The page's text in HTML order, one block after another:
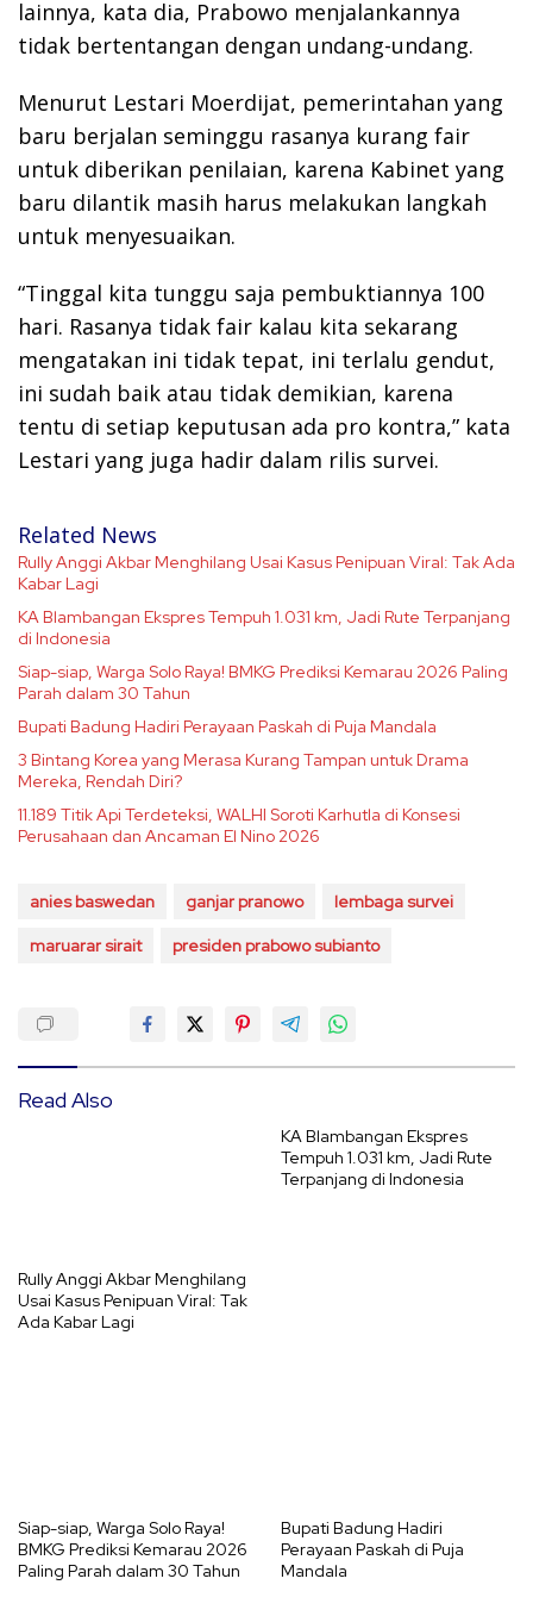
lainnya, kata dia, Prabowo menjalankannya
tidak bertentangan dengan undang-undang.
Menurut Lestari Moerdijat, pemerintahan yang
baru berjalan seminggu rasanya kurang fair
untuk diberikan penilaian, karena Kabinet yang
baru dilantik masih harus melakukan langkah
untuk menyesuaikan.
“Tinggal kita tunggu saja pembuktiannya 100
hari. Rasanya tidak fair kalau kita sekarang
mengatakan ini tidak tepat, ini terlalu gendut,
ini sudah baik atau tidak demikian, karena
tentu di setiap keputusan ada pro kontra,” kata
Lestari yang juga hadir dalam rilis survei.
Related News
Rully Anggi Akbar Menghilang Usai Kasus Penipuan Viral: Tak Ada
Kabar Lagi
KA Blambangan Ekspres Tempuh 1.031 km, Jadi Rute Terpanjang
di Indonesia
Siap-siap, Warga Solo Raya! BMKG Prediksi Kemarau 2026 Paling
Parah dalam 30 Tahun
Bupati Badung Hadiri Perayaan Paskah di Puja Mandala
3 Bintang Korea yang Merasa Kurang Tampan untuk Drama
Mereka, Rendah Diri?
11.189 Titik Api Terdeteksi, WALHI Soroti Karhutla di Konsesi
Perusahaan dan Ancaman El Nino 2026
anies baswedan ganjar pranowo lembaga survei
maruarar sirait presiden prabowo subianto
Read Also
Rully Anggi Akbar Menghilang
Usai Kasus Penipuan Viral: Tak
Ada Kabar Lagi
KA Blambangan Ekspres
Tempuh 1.031 km, Jadi Rute
Terpanjang di Indonesia
Siap-siap, Warga Solo Raya!
BMKG Prediksi Kemarau 2026
Paling Parah dalam 30 Tahun
Bupati Badung Hadiri
Perayaan Paskah di Puja
Mandala